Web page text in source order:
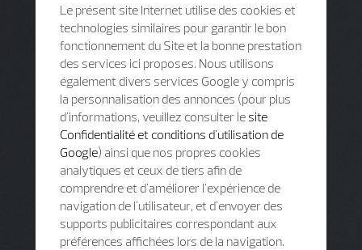
Le présent site Internet utilise des cookies et
technologies similaires pour garantir le bon
fonctionnement du Site et la bonne prestation
des services ici proposes. Nous utilisons
également divers services Google y compris
la personnalisation des annonces (pour plus
d'informations, veuillez consulter le site
Confidentialité et conditions d'utilisation de
Google) ainsi que nos propres cookies
analytiques et ceux de tiers afin de
comprendre et d'améliorer l'expérience de
navigation de l'utilisateur, et d'envoyer des
supports publicitaires correspondant aux
préférences affichées lors de la navigation.